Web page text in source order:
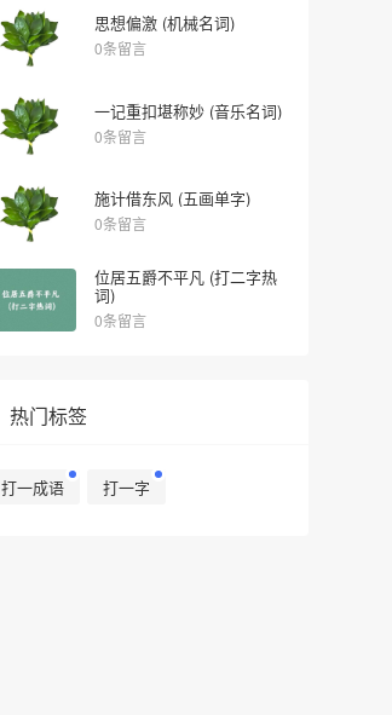
思想偏激 (机械名词)
0条留言
一记重扣堪称妙 (音乐名词)
0条留言
施计借东风 (五画单字)
0条留言
位居五爵不平凡 (打二字热
词)
0条留言
热门标签
打一成语 打一字